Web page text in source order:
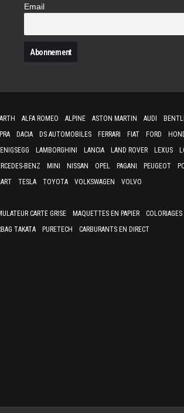
Email
ALFA ROMEO ALPINE ASTON MARTIN AUDI
DACIA DS AUTOMOBILES FERRARI FIAT FORD
LAMBORGHINI LANCIA LAND ROVER LEXUS
BENZ
MINI NISSAN OPEL PAGANI PEUGEOT
TESLA TOYOTA VOLKSWAGEN VOLVO
CARTE GRISE MAQUETTES EN PAPIER COLORIAGES
TAKATA
PURETECH CARBURANTS EN DIRECT